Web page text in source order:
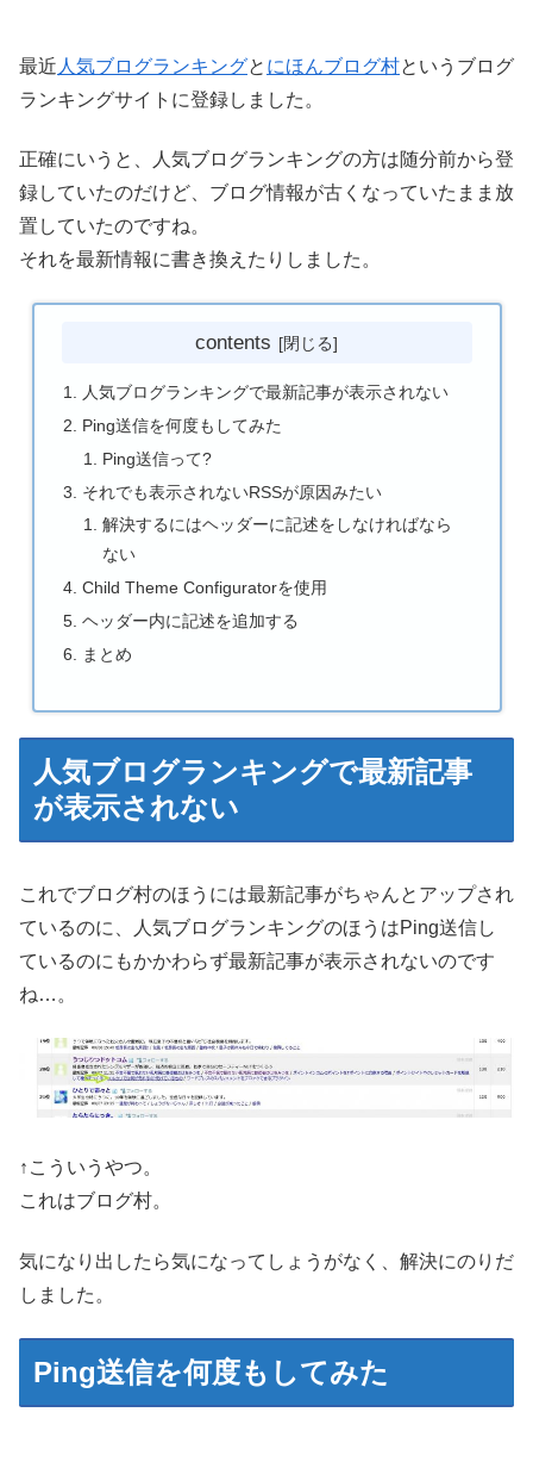
最近 人気ブログランキングと にほんブログ村というブログ
ランキングサイトに登録しました。
正確にいうと、人気ブログランキングの方は随分前から登
録していたのだけど、ブログ情報が古くなっていたまま放
置していたのですね。
それを最新情報に書き換えたりしました。
contents
人気ブログランキングで最新記事が表示されない
Ping送信を何度もしてみた
Ping送信って?
それでも表示されないRSSが原因みたい
解決するにはヘッダーに記述をしなければなら
ない
Child Theme Configuratorを使用
ヘッダー内に記述を追加する
まとめ
人気ブログランキングで最新記事
が表示されない
これでブログ村のほうには最新記事がちゃんとアップされ
ているのに、人気ブログランキングのほうはPing送信し
ているのにもかかわらず最新記事が表示されないのです
ね…。
↑こういうやつ。
これはブログ村。
気になり出したら気になってしょうがなく、解決にのりだ
しました。
Ping送信を何度もしてみた